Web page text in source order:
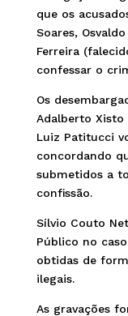
que os
Soares,
Ferreira
confessar o
Os
Adalberto
Luiz Patitucci
concordando
submetidos a
confissão.
Sílvio Couto
Público no
obtidas de
ilegais.
As gravações